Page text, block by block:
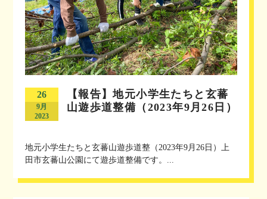
26
9月
2023
【報告】地元小学生たちと玄蕃
山遊歩道整備（2023年9月26日）
地元小学生たちと玄蕃山遊歩道整（2023年9月26日）上
田市玄蕃山公園にて遊歩道整備です。...